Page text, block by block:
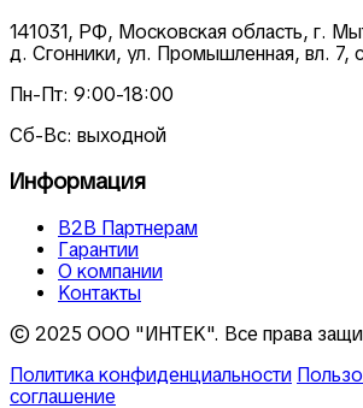
141031, РФ, Московская область, г.
д. Сгонники, ул. Промышленная, вл. 7,
Пн-Пт: 9:00-18:00
Сб-Вс: выходной
Информация
В2В Партнерам
Гарантии
О компании
Контакты
© 2025 ООО "ИНТЕК". Все права
Политика конфиденциальности
соглашение